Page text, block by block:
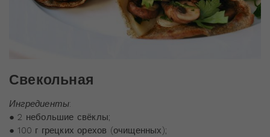
Свекольная
Ингредиенты:
● 2 небольшие свёклы;
● 100 г грецких орехов (очищенных);